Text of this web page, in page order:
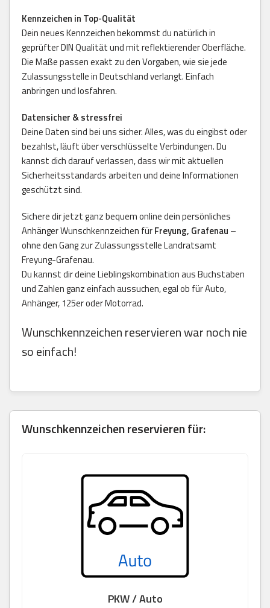
Kennzeichen in Top-Qualität
Dein neues Kennzeichen bekommst du natürlich in
geprüfter DIN Qualität und mit reflektierender Oberfläche.
Die Maße passen exakt zu den Vorgaben, wie sie jede
Zulassungsstelle in Deutschland verlangt. Einfach
anbringen und losfahren.
Datensicher & stressfrei
Deine Daten sind bei uns sicher. Alles, was du eingibst oder
bezahlst, läuft über verschlüsselte Verbindungen. Du
kannst dich darauf verlassen, dass wir mit aktuellen
Sicherheitsstandards arbeiten und deine Informationen
geschützt sind.
Sichere dir jetzt ganz bequem online dein persönliches
Anhänger Wunschkennzeichen fürFreyung, Grafenau –
ohne den Gang zur Zulassungsstelle Landratsamt
Freyung-Grafenau.
Du kannst dir deine Lieblingskombination aus Buchstaben
und Zahlen ganz einfach aussuchen, egal ob für Auto,
Anhänger, 125er oder Motorrad.
Wunschkennzeichen reservieren war noch nie
so einfach!
Wunschkennzeichen reservieren für:
PKW / Auto